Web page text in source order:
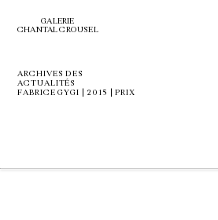
GALERIE
CHANTAL CROUSEL
ARCHIVES DES
ACTUALITÉS
FABRICE GYGI | 2015 | PRIX